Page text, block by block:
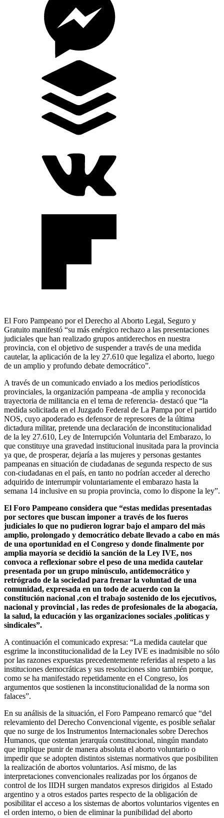
El Foro Pampeano por el Derecho al Aborto Legal, Seguro y
Gratuito manifestó “su más enérgico rechazo a las presentaciones
judiciales que han realizado grupos antiderechos en nuestra
provincia, con el objetivo de suspender a través de una medida
cautelar, la aplicación de la ley 27.610 que legaliza el aborto, luego
de un amplio y profundo debate democrático”.
A través de un comunicado enviado a los medios periodísticos
provinciales, la organización pampeana -de amplia y reconocida
trayectoria de militancia en el tema de referencia- destacó que “la
medida solicitada en el Juzgado Federal de La Pampa por el partido
NOS, cuyo apoderado es defensor de represores de la última
dictadura militar, pretende una declaración de inconstitucionalidad
de la ley 27.610, Ley de Interrupción Voluntaria del Embarazo, lo
que constituye una gravedad institucional inusitada para la provincia
ya que, de prosperar, dejaría a las mujeres y personas gestantes
pampeanas en situación de ciudadanas de segunda respecto de sus
con-ciudadanas en el país, en tanto no podrían acceder al derecho
adquirido de interrumpir voluntariamente el embarazo hasta la
semana 14 inclusive en su propia provincia, como lo dispone la ley”.
El Foro Pampeano considera que “estas medidas presentadas
por sectores que buscan imponer a través de los fueros
judiciales lo que no pudieron lograr bajo el amparo del más
amplio, prolongado y democrático debate llevado a cabo en más
de una oportunidad en el Congreso y donde finalmente por
amplia mayoría se decidió la sanción de la Ley IVE, nos
convoca a reflexionar sobre el peso de una medida cautelar
presentada por un grupo minúsculo, antidemocrático y
retrógrado de la sociedad para frenar la voluntad de una
comunidad, expresada en un todo de acuerdo con la
constitución nacional ,con el trabajo sostenido de los ejecutivos,
nacional y provincial , las redes de profesionales de la abogacía,
la salud, la educación y las organizaciones sociales ,políticas y
sindicales”.
A continuación el comunicado expresa: “La medida cautelar que
esgrime la inconstitucionalidad de la Ley IVE es inadmisible no sólo
por las razones expuestas precedentemente referidas al respeto a las
instituciones democráticas y sus resoluciones sino también porque,
como se ha manifestado repetidamente en el Congreso, los
argumentos que sostienen la inconstitucionalidad de la norma son
falaces”.
En su análisis de la situación, el Foro Pampeano remarcó que “del
relevamiento del Derecho Convencional vigente, es posible señalar
que no surge de los Instrumentos Internacionales sobre Derechos
Humanos, que ostentan jerarquía constitucional, ningún mandato
que implique punir de manera absoluta el aborto voluntario o
impedir que se adopten distintos sistemas normativos que posibiliten
la realización de abortos voluntarios. Así mismo, de las
interpretaciones convencionales realizadas por los órganos de
control de los IIDH surgen mandatos expresos dirigidos al Estado
argentino y a otros estados partes respecto de la obligación de
posibilitar el acceso a los sistemas de abortos voluntarios vigentes en
el orden interno, o bien de eliminar la punibilidad del aborto